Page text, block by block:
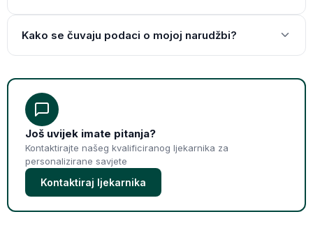
Kako se čuvaju podaci o mojoj narudžbi?
Još uvijek imate pitanja?
Kontaktirajte našeg kvalificiranog ljekarnika za
personalizirane savjete
Kontaktiraj ljekarnika